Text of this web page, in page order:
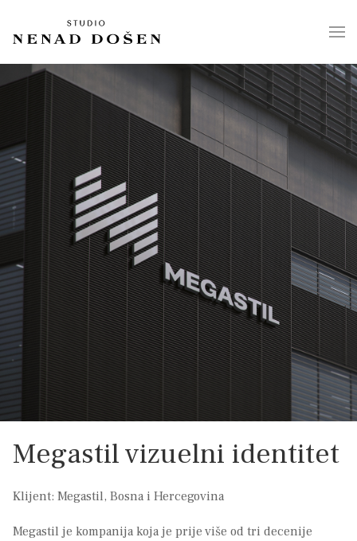
Megastil vizuelni identitet
Klijent: Megastil, Bosna i Hercegovina
Megastil je kompanija koja je prije više od tri decenije